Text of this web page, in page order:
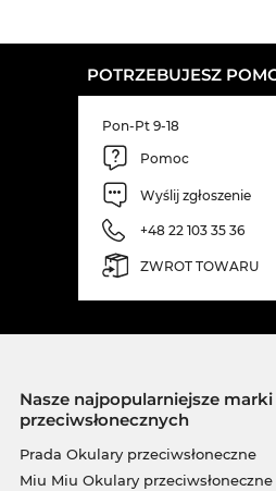
POTRZEBUJESZ
Pon-Pt 9-18
Pomoc
Wyślij zgłoszenie
+48 22 103 35 36
ZWROT TOWARU
Nasze najpopularniejsze
przeciwsłonecznych
Prada Okulary przeciwsłoneczne
Miu Miu Okulary przeciwsłoneczne